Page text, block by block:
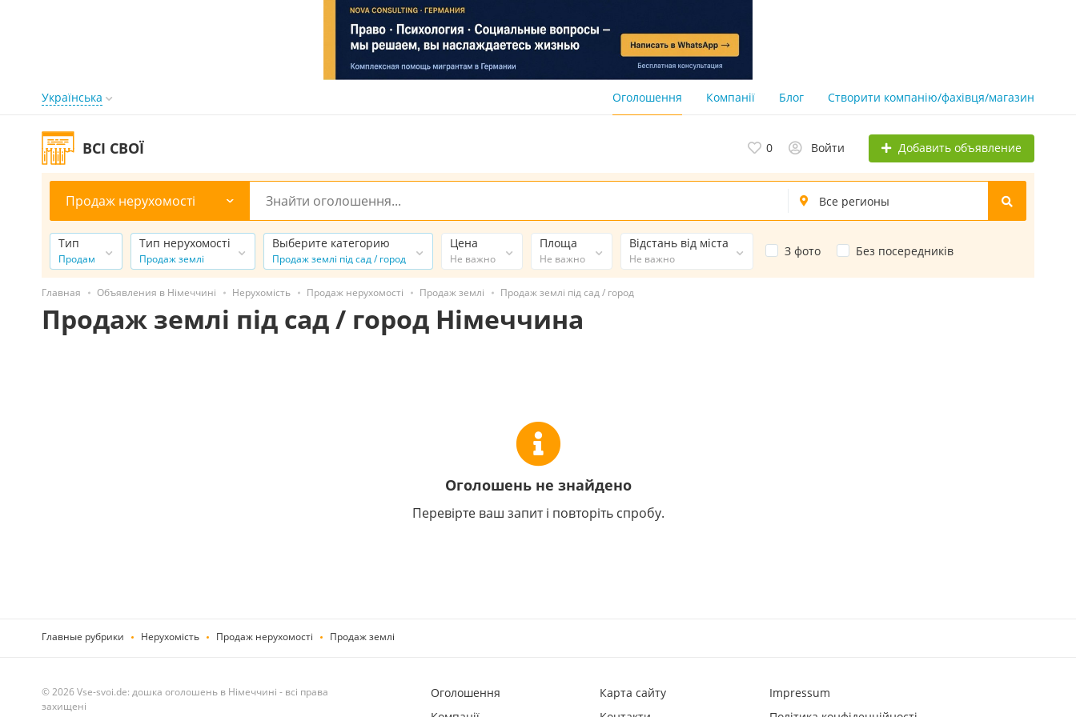
Українська Оголошення Компанії Блог Створити компанію/фахівця/магазин
ВСІ СВОЇ 0 Войти Добавить объявление
Продаж нерухомості
Тип
Продам
Тип нерухомості
Продаж землі
Выберите категорию
Продаж землі під сад / город
Цена
Не важно
Площа
Не важно
Відстань від міста
Не важно
З фото Без посередників
Главная Объявления в Німеччині Нерухомість Продаж нерухомості Продаж землі Продаж землі під сад / город
Продаж землі під сад / город Німеччина
Оголошень не знайдено
Перевірте ваш запит і повторіть спробу.
Главные рубрики Нерухомість Продаж нерухомості Продаж землі
© 2026 Vse-svoi.de: дошка оголошень в Німеччині - всі права
захищені
Оголошення
Карта сайту
Impressum